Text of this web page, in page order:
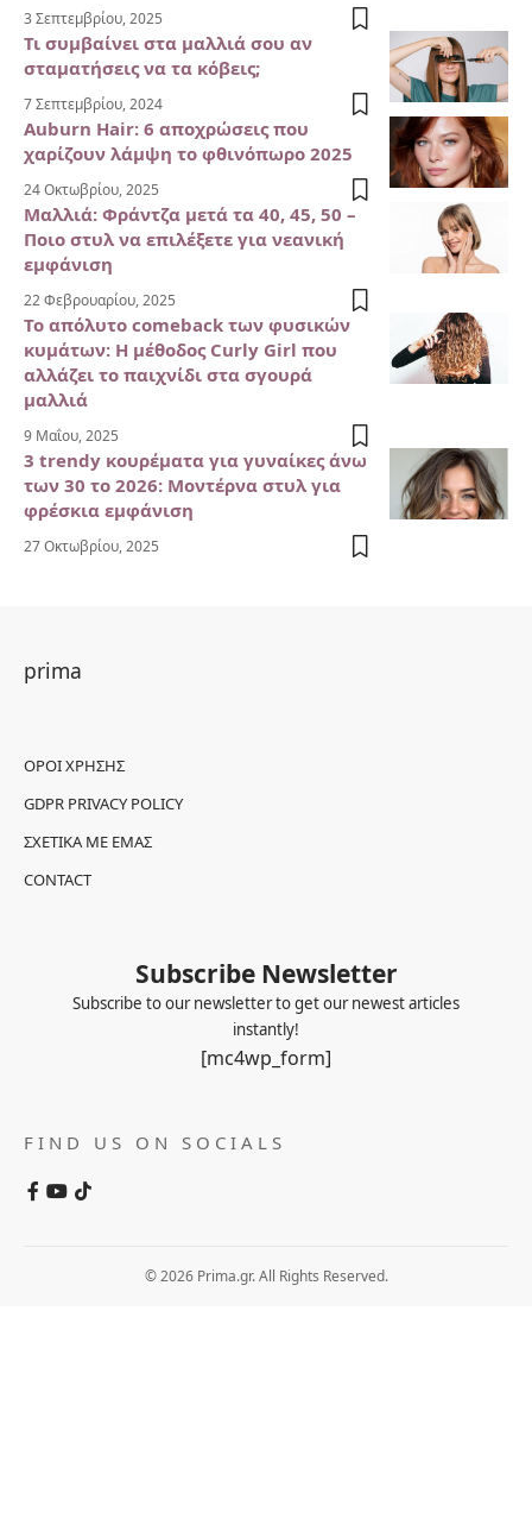
3 Σεπτεμβρίου, 2025
Τι συμβαίνει στα μαλλιά σου αν
σταματήσεις να τα κόβεις;
7 Σεπτεμβρίου, 2024
Auburn Hair: 6 αποχρώσεις που
χαρίζουν λάμψη το φθινόπωρο 2025
24 Οκτωβρίου, 2025
Μαλλιά: Φράντζα μετά τα 40, 45, 50 –
Ποιο στυλ να επιλέξετε για νεανική
εμφάνιση
22 Φεβρουαρίου, 2025
Το απόλυτο comeback των φυσικών
κυμάτων: Η μέθοδος Curly Girl που
αλλάζει το παιχνίδι στα σγουρά
μαλλιά
9 Μαΐου, 2025
3 trendy κουρέματα για γυναίκες άνω
των 30 το 2026: Μοντέρνα στυλ για
φρέσκια εμφάνιση
27 Οκτωβρίου, 2025
prima
ΌΡΟΙ ΧΡΉΣΗΣ
GDPR PRIVACY POLICY
ΣΧΕΤΙΚΆ ΜΕ ΕΜΆΣ
CONTACT
Subscribe Newsletter
Subscribe to our newsletter to get our newest articles
instantly!
[mc4wp_form]
FIND US ON SOCIALS
© 2026 Prima.gr. All Rights Reserved.